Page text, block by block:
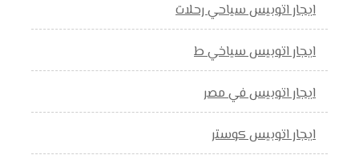
ايجار اتوبيس سياحي رحلات
ايجار اتوبيس سياخي ط
ايجار اتوبيس في مصر
ايجار اتوبيس كوستر